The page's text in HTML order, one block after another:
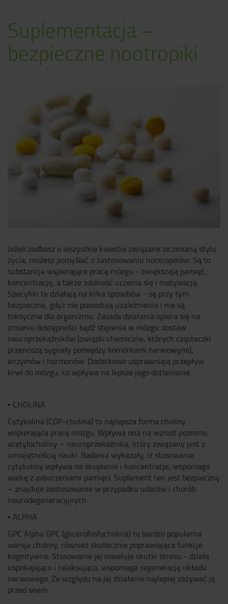
Suplementacja –
bezpieczne nootropiki
Jeżeli zadbasz o wszystkie kwestie związane ze zmianą stylu
życia, możesz pomyśleć o zastosowaniu nootropików. Są to
substancje wspierające pracę mózgu - zwiększają pamięć,
koncentrację, a także zdolność uczenia się i motywację.
Specyfiki te działają na kilka sposobów - są przy tym
bezpieczne, gdyż nie powodują uzależnienia i nie są
toksyczne dla organizmu. Zasada działania opiera się na
zmianie dostępności bądź stężenia w mózgu dostaw
neuroprzekaźników (związki chemiczne, których cząsteczki
przenoszą sygnały pomiędzy komórkami nerwowymi),
enzymów i hormonów. Dodatkowo usprawniają przepływ
krwi do mózgu, co wpływa na lepsze jego dotlenienie.
• CHOLINA
Cytykolina (CDP-cholina) to najlepsza forma choliny
wspierająca pracę mózgu. Wpływa ona na wzrost poziomu
acetylocholiny – neuroprzekaźnika, który związany jest z
umiejętnością nauki. Badania wykazały, iż stosowanie
cytykoliny wpływa na skupienie i koncentracje, wspomaga
walkę z zaburzeniami pamięci. Suplement ten jest bezpieczny
– znajduje zastosowanie w przypadku udarów i chorób
neurodegeneracyjnych.
• ALPHA
GPC Alpha GPC (glicerofosfocholina) to bardzo popularna
wersja choliny, również skutecznie poprawiająca funkcje
kognitywne. Stosowanie jej niweluje skutki stresu - działa
uspokajająco i relaksująco, wspomaga regenerację układu
nerwowego. Ze względu na jej działanie najlepiej zażywać ją
przed snem.